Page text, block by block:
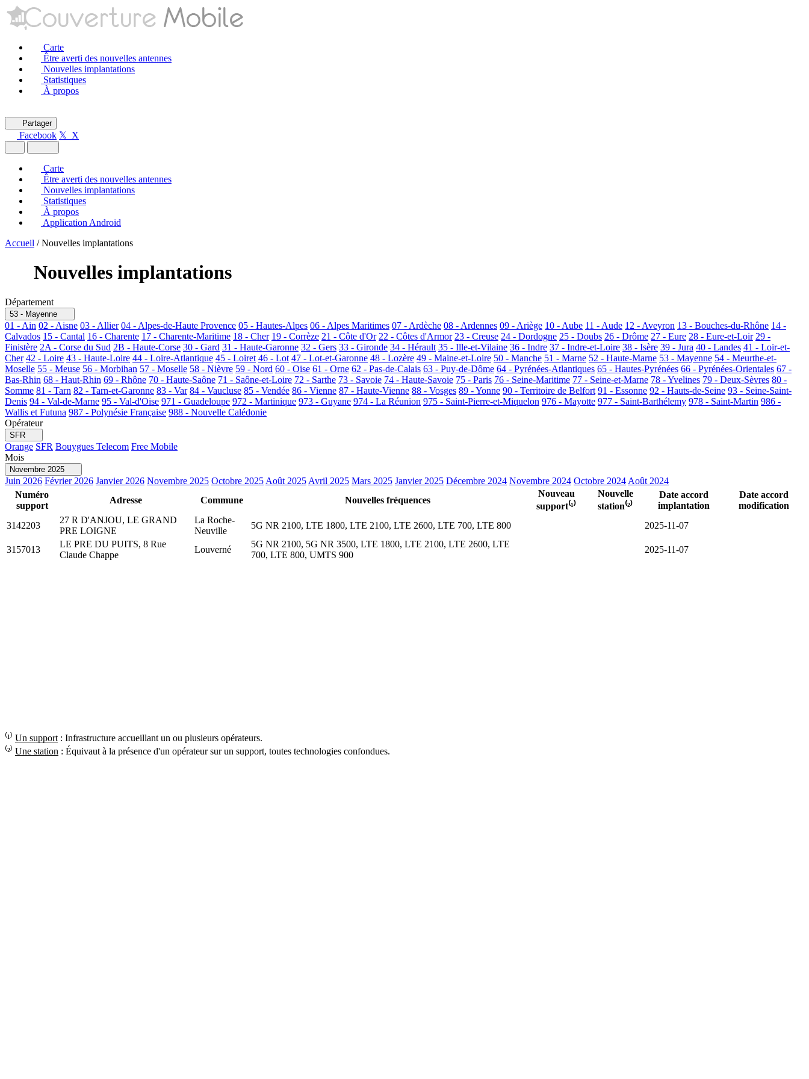
Carte
Être averti des nouvelles antennes
Nouvelles implantations
Statistiques
À propos
Partager
Facebook 𝕏 X
Carte
Être averti des nouvelles antennes
Nouvelles implantations
Statistiques
À propos
Application Android
Accueil / Nouvelles implantations
Nouvelles implantations
Département
53 - Mayenne
01 - Ain 02 - Aisne 03 - Allier 04 - Alpes-de-Haute Provence 05 - Hautes-Alpes 06 - Alpes Maritimes 07 - Ardèche 08 - Ardennes 09 - Ariège 10 - Aube 11 - Aude 12 - Aveyron 13 - Bouches-du-Rhône 14 -
Calvados 15 - Cantal 16 - Charente 17 - Charente-Maritime 18 - Cher 19 - Corrèze 21 - Côte d'Or 22 - Côtes d'Armor 23 - Creuse 24 - Dordogne 25 - Doubs 26 - Drôme 27 - Eure 28 - Eure-et-Loir 29 -
Finistère 2A - Corse du Sud 2B - Haute-Corse 30 - Gard 31 - Haute-Garonne 32 - Gers 33 - Gironde 34 - Hérault 35 - Ille-et-Vilaine 36 - Indre 37 - Indre-et-Loire 38 - Isère 39 - Jura 40 - Landes 41 - Loir-et-
Cher 42 - Loire 43 - Haute-Loire 44 - Loire-Atlantique 45 - Loiret 46 - Lot 47 - Lot-et-Garonne 48 - Lozère 49 - Maine-et-Loire 50 - Manche 51 - Marne 52 - Haute-Marne 53 - Mayenne 54 - Meurthe-et-
Moselle 55 - Meuse 56 - Morbihan 57 - Moselle 58 - Nièvre 59 - Nord 60 - Oise 61 - Orne 62 - Pas-de-Calais 63 - Puy-de-Dôme 64 - Pyrénées-Atlantiques 65 - Hautes-Pyrénées 66 - Pyrénées-Orientales 67 -
Bas-Rhin 68 - Haut-Rhin 69 - Rhône 70 - Haute-Saône 71 - Saône-et-Loire 72 - Sarthe 73 - Savoie 74 - Haute-Savoie 75 - Paris 76 - Seine-Maritime 77 - Seine-et-Marne 78 - Yvelines 79 - Deux-Sèvres 80 -
Somme 81 - Tarn 82 - Tarn-et-Garonne 83 - Var 84 - Vaucluse 85 - Vendée 86 - Vienne 87 - Haute-Vienne 88 - Vosges 89 - Yonne 90 - Territoire de Belfort 91 - Essonne 92 - Hauts-de-Seine 93 - Seine-Saint-
Denis 94 - Val-de-Marne 95 - Val-d'Oise 971 - Guadeloupe 972 - Martinique 973 - Guyane 974 - La Réunion 975 - Saint-Pierre-et-Miquelon 976 - Mayotte 977 - Saint-Barthélemy 978 - Saint-Martin 986 -
Wallis et Futuna 987 - Polynésie Française 988 - Nouvelle Calédonie
Opérateur
SFR
Orange SFR Bouygues Telecom Free Mobile
Mois
Novembre 2025
Juin 2026 Février 2026 Janvier 2026 Novembre 2025 Octobre 2025 Août 2025 Avril 2025 Mars 2025 Janvier 2025 Décembre 2024 Novembre 2024 Octobre 2024 Août 2024
Numéro
support
Adresse Commune Nouvelles fréquences
Nouveau
support⁽¹⁾
Nouvelle
station⁽²⁾
Date accord
implantation
Date accord
modification
3142203
27 R D'ANJOU, LE GRAND
PRE LOIGNE
La Roche-
Neuville
5G NR 2100, LTE 1800, LTE 2100, LTE 2600, LTE 700, LTE 800 2025-11-07
3157013
LE PRE DU PUITS, 8 Rue
Claude Chappe
Louverné
5G NR 2100, 5G NR 3500, LTE 1800, LTE 2100, LTE 2600, LTE
700, LTE 800, UMTS 900
2025-11-07
⁽¹⁾ Un support : Infrastructure accueillant un ou plusieurs opérateurs.
⁽²⁾ Une station : Équivaut à la présence d'un opérateur sur un support, toutes technologies confondues.